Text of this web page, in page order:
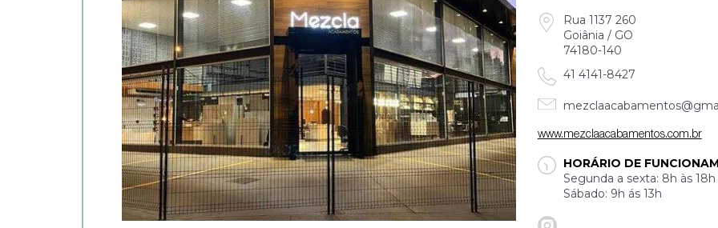
Rua 1137 260
Goiânia / GO
74180-140
41 4141-8427
www.mezclaacabamentos.com.br
HORÁRIO DE
Segunda a sexta: 8h às 18h
Sábado: 9h ás 13h